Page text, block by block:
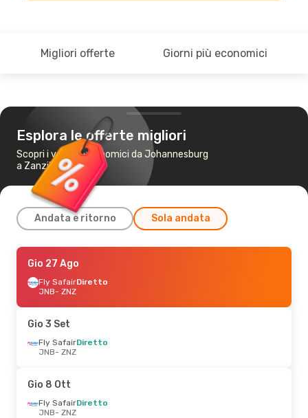
Migliori offerte Giorni più economici
Esplora le offerte migliori
Scopri i voli più economici da Johannesburg
a Zanzibar
Andata e ritorno Sola andata
Gio 3 Set- Gio 10 Set
Ethiopian Airlines
1 Scalo
Ethiopian Airlines
1 Scalo
ZNZ - JNB
Gio 27 Ago
Fly SafairDiretto
JNB- ZNZ
Gio 3 Set
Fly SafairDiretto
JNB- ZNZ
Gio 8 Ott
Fly SafairDiretto
JNB- ZNZ